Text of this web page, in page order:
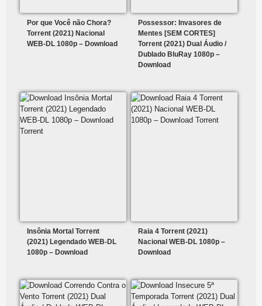
Por que Você não Chora?
Torrent (2021) Nacional
WEB-DL 1080p – Download
Possessor: Invasores de
Mentes [SEM CORTES]
Torrent (2021) Dual Áudio /
Dublado BluRay 1080p –
Download
Insônia Mortal Torrent
(2021) Legendado WEB-DL
1080p – Download
Raia 4 Torrent (2021)
Nacional WEB-DL 1080p –
Download